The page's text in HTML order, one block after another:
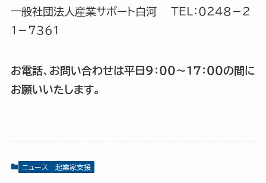
一般社団法人産業サポート白河 TEL：０２４８－２
１－７３６１
お電話、お問い合わせは平日９：００～１７：００の間に
お願いいたします。
ニュース 起業家支援